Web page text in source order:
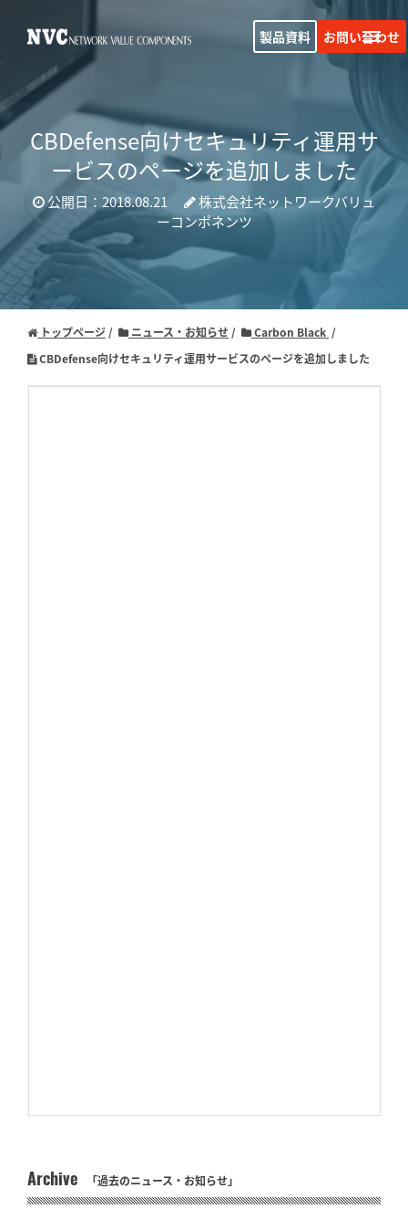
製品資料 お問い合わせ
CBDefense向けセキュリティ運用サ
ービスのページを追加しました
公開日：2018.08.21
株式会社ネットワークバリュ
ーコンポネンツ
トップページ ニュース・お知らせ
Carbon Black
CBDefense向けセキュリティ運用サービスのページを追加しました
Archive 「過去のニュース・お知らせ」